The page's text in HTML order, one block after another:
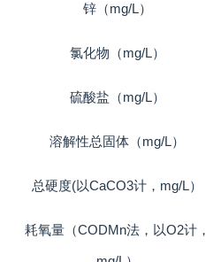
锌（mg/L）
氯化物（mg/L）
硫酸盐（mg/L）
溶解性总固体（mg/L）
总硬度(以CaCO3计，mg/L）
耗氧量（CODMn法，以O2计，